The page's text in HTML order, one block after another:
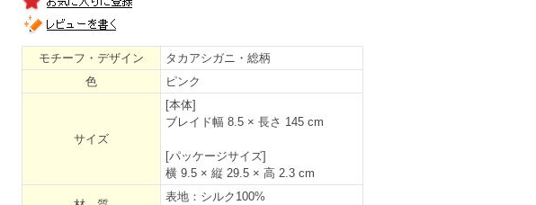
モチーフ・デザイン
タカアシガニ・総柄
色
ピンク
サイズ
[本体]
ブレイド幅 8.5 × 長さ 145 cm
[パッケージサイズ]
横 9.5 × 縦 29.5 × 高 2.3 cm
表地：シルク100%